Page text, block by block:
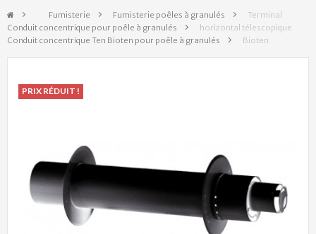
&gt; Fumisterie > Fumisterie poêles à granulés
>
Conduit concentrique pour poêle à granulés
>
Conduit concentrique Ten Bioten pour poêle à granulés
>
Terminal
horizontal télescopique
Bioten
PRIX RÉDUIT !